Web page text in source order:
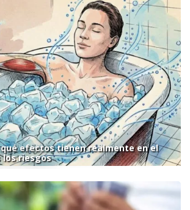
qué efectos tienen realmente en el
los riesgos